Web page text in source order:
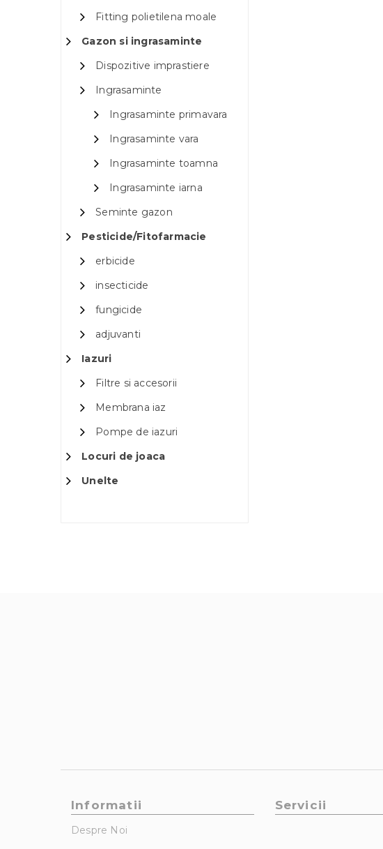
Fitting polietilena moale
Gazon si ingrasaminte
Dispozitive imprastiere
Ingrasaminte
Ingrasaminte primavara
Ingrasaminte vara
Ingrasaminte toamna
Ingrasaminte iarna
Seminte gazon
Pesticide/Fitofarmacie
erbicide
insecticide
fungicide
adjuvanti
Iazuri
Filtre si accesorii
Membrana iaz
Pompe de iazuri
Locuri de joaca
Unelte
Informatii
Despre Noi
Servicii